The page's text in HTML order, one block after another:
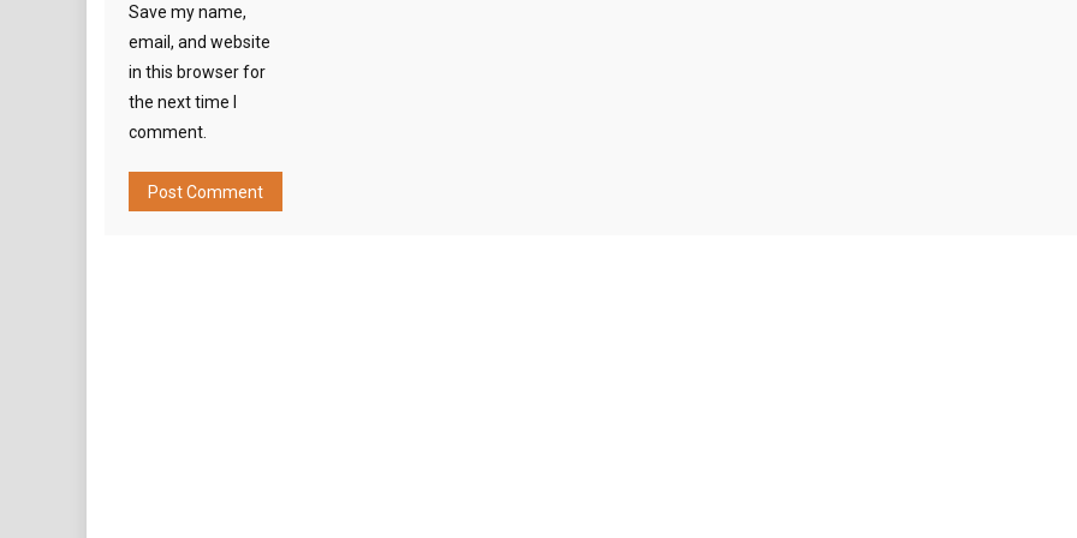
Save my name,
email, and website
in this browser for
the next time I
comment.